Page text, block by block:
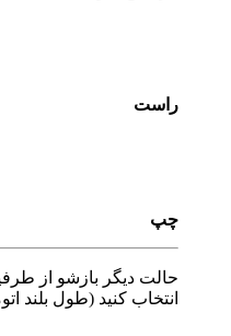
راست
چپ
حالت دیگر بازشو از
انتخاب کنید (طول بلند